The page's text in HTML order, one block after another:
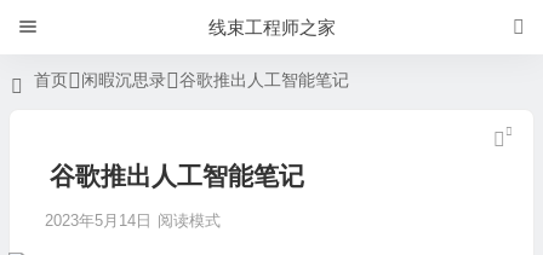
线束工程师之家
首页 闲暇沉思录 谷歌推出人工智能笔记
谷歌推出人工智能笔记
2023年5月14日 阅读模式